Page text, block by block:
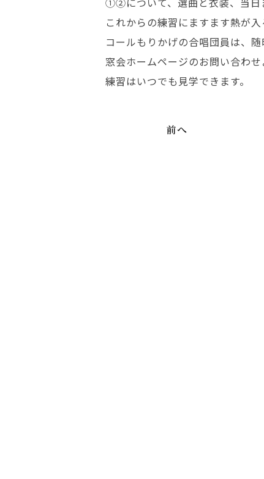
これからの練習にますます熱が入
コールもりかげの合唱団員は、
窓会ホームページのお問い合わせ
練習はいつでも見学できます。
前へ